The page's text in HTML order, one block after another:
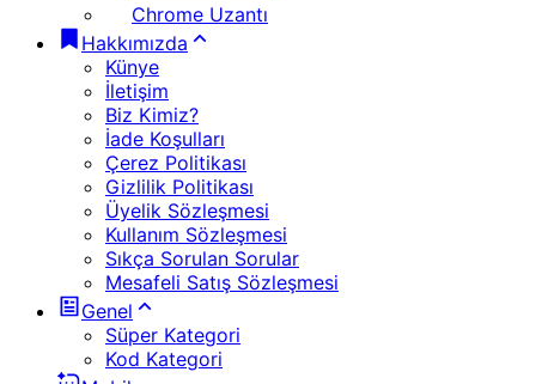
Chrome Uzantı
Hakkımızda
Künye
İletişim
Biz Kimiz?
İade Koşulları
Çerez Politikası
Gizlilik Politikası
Üyelik Sözleşmesi
Kullanım Sözleşmesi
Sıkça Sorulan Sorular
Mesafeli Satış Sözleşmesi
Genel
Süper Kategori
Kod Kategori